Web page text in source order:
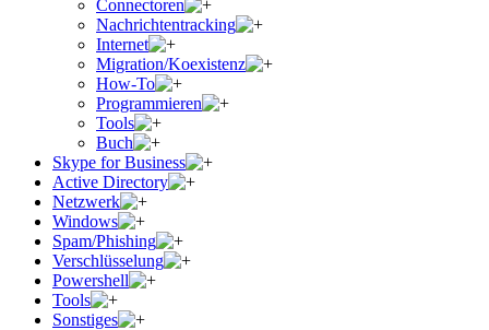
Connectoren
Nachrichtentracking
Internet
Migration/Koexistenz
How-To
Programmieren
Tools
Buch
Skype for Business
Active Directory
Netzwerk
Windows
Spam/Phishing
Verschlüsselung
Powershell
Tools
Sonstiges